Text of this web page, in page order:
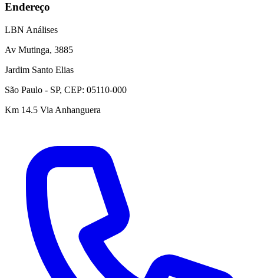
Endereço
LBN Análises
Av Mutinga, 3885
Jardim Santo Elias
São Paulo - SP, CEP: 05110-000
Km 14.5 Via Anhanguera